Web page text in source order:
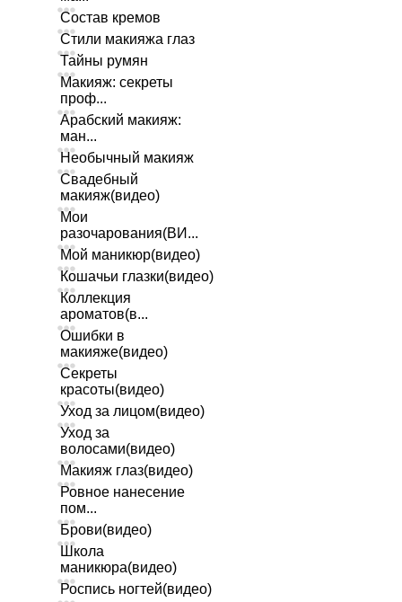
Состав кремов
Стили макияжа глаз
Тайны румян
Макияж: секреты
проф...
Арабский макияж:
ман...
Необычный макияж
Свадебный
макияж(видео)
Мои
разочарования(ВИ...
Мой маникюр(видео)
Кошачьи глазки(видео)
Коллекция
ароматов(в...
Ошибки в
макияже(видео)
Секреты
красоты(видео)
Уход за лицом(видео)
Уход за
волосами(видео)
Макияж глаз(видео)
Ровное нанесение
пом...
Брови(видео)
Школа
маникюра(видео)
Роспись ногтей(видео)